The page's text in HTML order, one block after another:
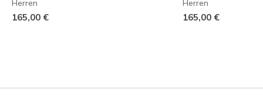
Herren
165,00 €
Herren
165,00 €